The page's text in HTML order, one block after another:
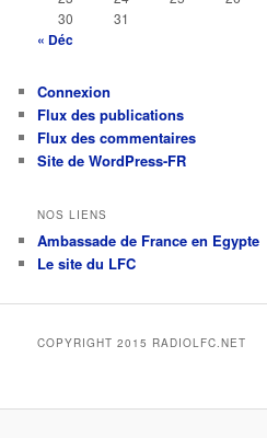
30
31
« Déc
Connexion
Flux des publications
Flux des commentaires
Site de WordPress-FR
NOS LIENS
Ambassade de France en Egypte
Le site du LFC
COPYRIGHT 2015 RADIOLFC.NET